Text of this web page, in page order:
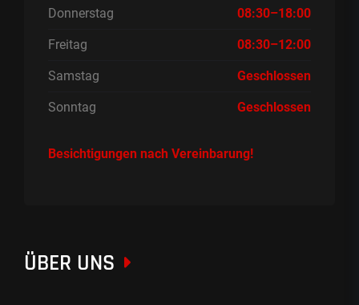
Donnerstag 08:30–18:00
Freitag 08:30–12:00
Samstag Geschlossen
Sonntag Geschlossen
Besichtigungen nach Vereinbarung!
ÜBER UNS